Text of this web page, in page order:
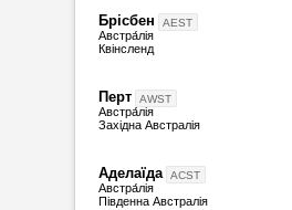
Брісбен AEST
Австра́лія
Квінсленд
Перт AWST
Австра́лія
Західна Австралія
Аделаїда ACST
Австра́лія
Південна Австралія